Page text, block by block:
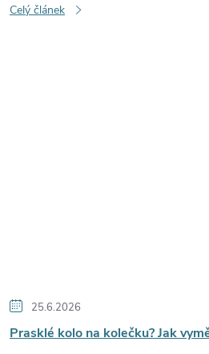
Celý článek
25.6.2026
Prasklé kolo na kolečku? Jak